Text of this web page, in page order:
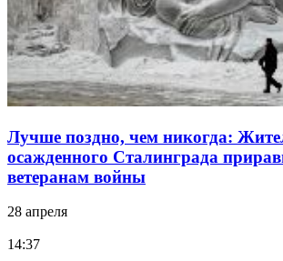
Лучше поздно, чем никогда:
осажденного Сталинграда
ветеранам войны
28 апреля
14:37